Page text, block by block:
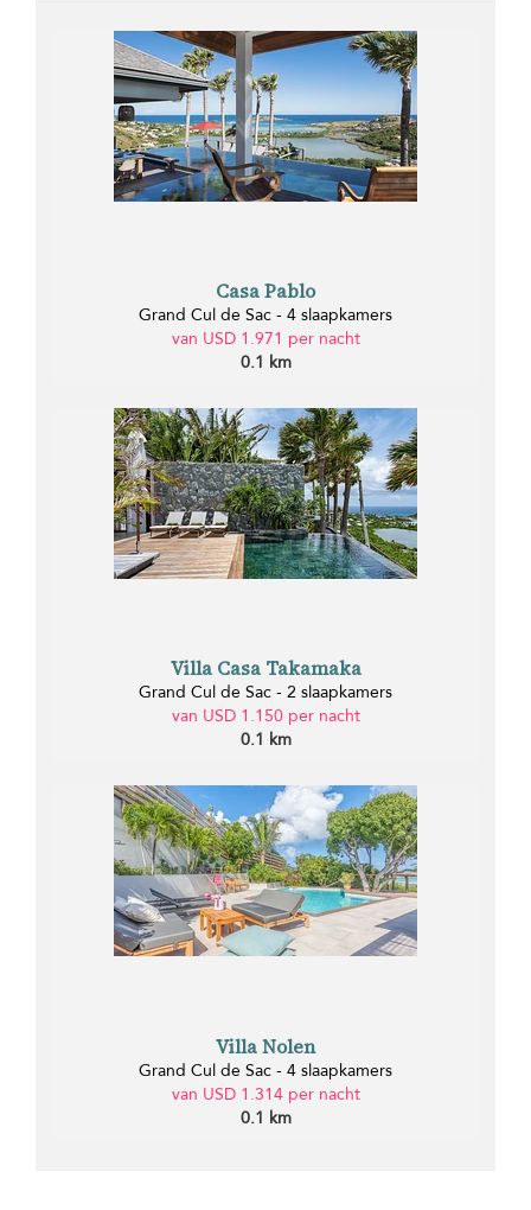
Casa Pablo
Grand Cul de Sac - 4 slaapkamers
van USD 1.971 per nacht
0.1 km
Villa Casa Takamaka
Grand Cul de Sac - 2 slaapkamers
van USD 1.150 per nacht
0.1 km
Villa Nolen
Grand Cul de Sac - 4 slaapkamers
van USD 1.314 per nacht
0.1 km